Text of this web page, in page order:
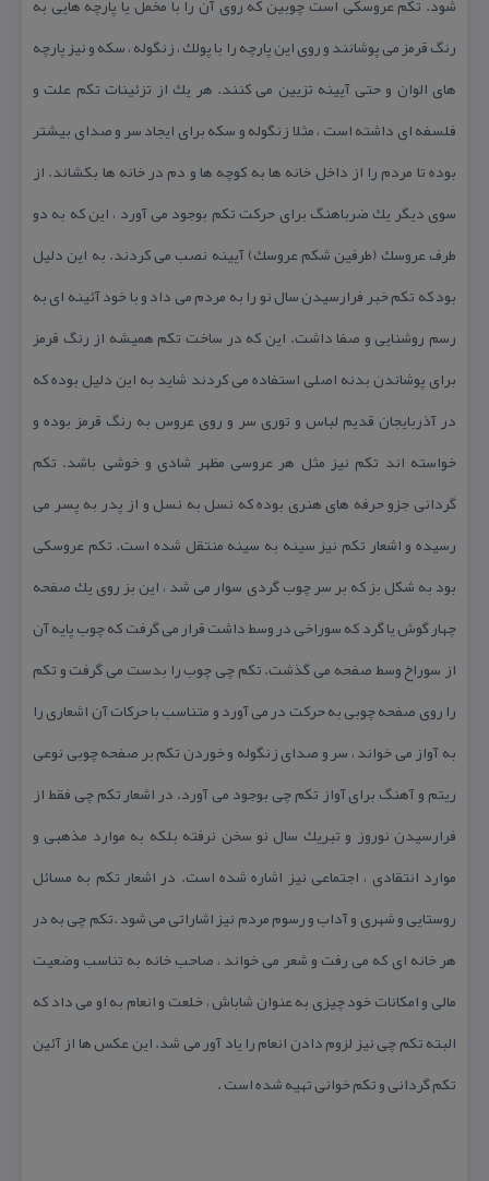
رنگ قرمز می پوشانند و روی این پارچه را با پولك ، زنگوله ، سكه و نیز پارچه
های الوان و حتی آیینه تزیین می كنند. هر یك از تزئینات تكم علت و
فلسفه ای داشته است ، مثلا زنگوله و سكه برای ایجاد سر و صدای بیشتر
بوده تا مردم را از داخل خانه ها به كوچه ها و دم در خانه ها بكشاند. از
سوی دیگر یك ضرباهنگ برای حركت تكم بوجود می آورد ، این كه به دو
طرف عروسك (طرفین شكم عروسك) آیینه نصب می كردند. به این دلیل
بود كه تكم خبر فرارسیدن سال نو را به مردم می داد و با خود آئینه ای به
رسم روشنایی و صفا داشت. این كه در ساخت تكم همیشه از رنگ قرمز
برای پوشاندن بدنه اصلی استفاده می كردند شاید به این دلیل بوده كه
در آذربایجان قدیم لباس و توری سر و روی عروس به رنگ قرمز بوده و
خواسته اند تكم نیز مثل هر عروسی مظهر شادی و خوشی باشد. تكم
گردانی جزو حرفه های هنری بوده كه نسل به نسل و از پدر به پسر می
رسیده و اشعار تكم نیز سینه به سینه منتقل شده است. تكم عروسكی
بود به شكل بز كه بر سر چوب گردی سوار می شد ، این بز روی یك صفحه
چهار گوش یا گرد كه سوراخی در وسط داشت قرار می گرفت كه چوب پایه آن
از سوراخ وسط صفحه می گذشت. تكم چی چوب را بدست می گرفت و تكم
را روی صفحه چوبی به حركت در می آورد و متناسب با حركات آن اشعاری را
به آواز می خواند ، سر و صدای زنگوله و خوردن تكم بر صفحه چوبی نوعی
ریتم و آهنگ برای آواز تكم چی بوجود می آورد. در اشعار تكم چی فقط از
فرارسیدن نوروز و تبریك سال نو سخن نرفته بلكه به موارد مذهبی و
موارد انتقادی ، اجتماعی نیز اشاره شده است. در اشعار تكم به مسائل
روستایی و شهری و آداب و رسوم مردم نیز اشاراتی می شود .تكم چی به در
هر خانه ای كه می رفت و شعر می خواند ، صاحب خانه به تناسب وضعیت
مالی و امكانات خود چیزی به عنوان شاباش ، خلعت و انعام به او می داد كه
البته تكم چی نیز لزوم دادن انعام را یاد آور می شد. این عكس ها از آئین
تكم گردانی و تكم خوانی تهیه شده است .